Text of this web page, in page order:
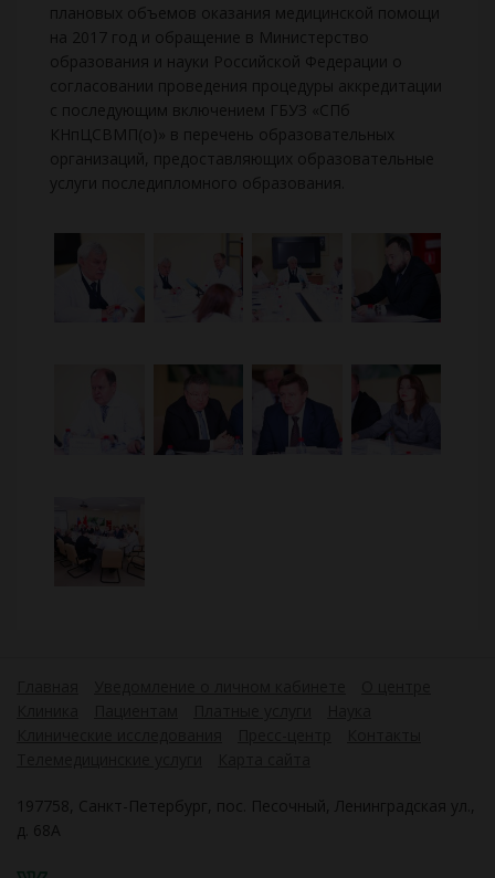
плановых объемов оказания медицинской помощи
на 2017 год и обращение в Министерство
образования и науки Российской Федерации о
согласовании проведения процедуры аккредитации
с последующим включением ГБУЗ «СПб
КНпЦСВМП(о)» в перечень образовательных
организаций, предоставляющих образовательные
услуги последипломного образования.
197758, Санкт-Петербург, пос. Песочный, Ленинградская ул.,
д. 68А